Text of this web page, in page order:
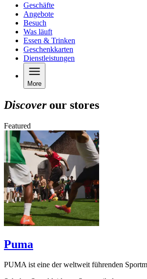
Geschäfte
Angebote
Besuch
Was läuft
Essen & Trinken
Geschenkkarten
Dienstleistungen
More
Discoverour stores
Featured
Puma
PUMA ist eine der weltweit führenden